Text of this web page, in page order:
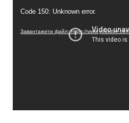
Code 150: Unknown error.
Завантажити файл: https://